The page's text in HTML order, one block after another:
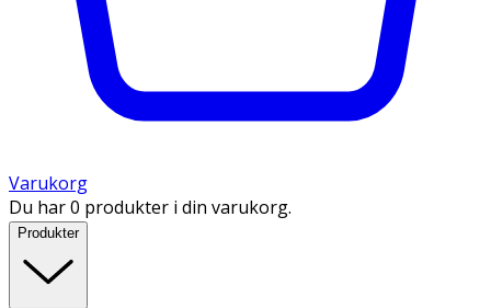
Varukorg
Du har 0 produkter i din varukorg.
Produkter